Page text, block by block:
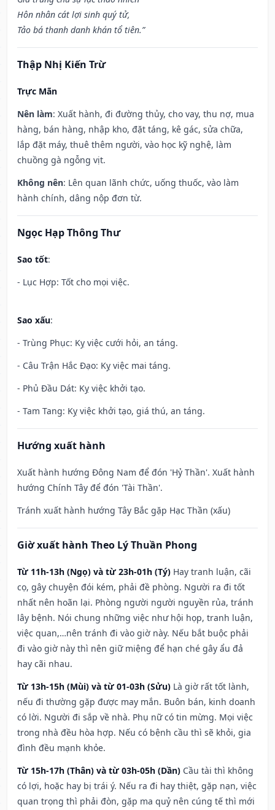
Hôn nhân cát lợi sinh quý tử,
Tảo bá thanh danh khán tổ tiên.”
Thập Nhị Kiến Trừ
Trực Mãn
Nên làm: Xuất hành, đi đường thủy, cho vay, thu nợ, mua
hàng, bán hàng, nhập kho, đặt táng, kê gác, sửa chữa,
lắp đặt máy, thuê thêm người, vào học kỹ nghệ, làm
chuồng gà ngỗng vịt.
Không nên: Lên quan lãnh chức, uống thuốc, vào làm
hành chính, dâng nộp đơn từ.
Ngọc Hạp Thông Thư
Sao tốt:
- Lục Hợp: Tốt cho mọi việc.
Sao xấu:
- Trùng Phục: Kỵ việc cưới hỏi, an táng.
- Câu Trận Hắc Đạo: Kỵ việc mai táng.
- Phủ Đầu Dát: Kỵ việc khởi tạo.
- Tam Tang: Kỵ việc khởi tạo, giá thú, an táng.
Hướng xuất hành
Xuất hành hướng Đông Nam để đón 'Hỷ Thần'. Xuất hành
hướng Chính Tây để đón 'Tài Thần'.
Tránh xuất hành hướng Tây Bắc gặp Hạc Thần (xấu)
Giờ xuất hành Theo Lý Thuần Phong
Từ 11h-13h (Ngọ) và từ 23h-01h (Tý) Hay tranh luận, cãi
cọ, gây chuyện đói kém, phải đề phòng. Người ra đi tốt
nhất nên hoãn lại. Phòng người người nguyền rủa, tránh
lây bệnh. Nói chung những việc như hội họp, tranh luận,
việc quan,…nên tránh đi vào giờ này. Nếu bắt buộc phải
đi vào giờ này thì nên giữ miệng để hạn ché gây ẩu đả
hay cãi nhau.
Từ 13h-15h (Mùi) và từ 01-03h (Sửu) Là giờ rất tốt lành,
nếu đi thường gặp được may mắn. Buôn bán, kinh doanh
có lời. Người đi sắp về nhà. Phụ nữ có tin mừng. Mọi việc
trong nhà đều hòa hợp. Nếu có bệnh cầu thì sẽ khỏi, gia
đình đều mạnh khỏe.
Từ 15h-17h (Thân) và từ 03h-05h (Dần) Cầu tài thì không
có lợi, hoặc hay bị trái ý. Nếu ra đi hay thiệt, gặp nạn, việc
quan trọng thì phải đòn, gặp ma quỷ nên cúng tế thì mới